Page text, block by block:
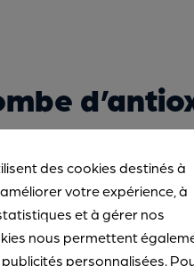
thé vert est
bienplus
le thé est la
lindependant.fr
des cookies destinés à
votre expérience, à
et à gérer nos
nous permettent
personnalisées.